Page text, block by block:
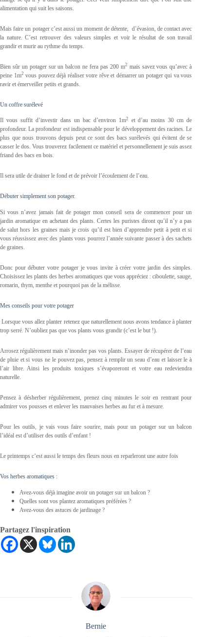
alimentation qui suit les saisons.
Mais faire un potager c’est aussi un moment de détente, d’évasion, de contact avec
la nature. C’est retrouver des valeurs simples et voir le résultat de son travail
grandir et murir au rythme du temps.
Bien sûr un potager sur un balcon ne fera pas 200 m2 mais savez vous qu’avec à
peine 1m2 vous pouvez déjà réaliser votre rêve et démarrer un potager qui va vous
ravir et émerveiller petits et grands.
Un coffre surélevé
Il vous suffit d’investir dans un bac d’environ 1m2
et d’au moins 30 cm de
profondeur. La profondeur est indispensable pour le développement des racines. Le
plus que nous trouvons depuis peut ce sont des bacs surélevés qui évitent de se
casser le dos. Vous trouverez facilement ce matériel et personnellement je suis assez
friand des bacs en bois.
Il sera utile de drainer le fond et de prévoir l’écoulement de l’eau.
Débuter simplement son potager.
Si vous n’avez jamais fait de potager mon conseil sera de commencer pour un
jardin aromatique en achetant des plants. Certes les puristes diront qu’il n’y a pas
de salut hors les graines mais je crois qu’il est bien d’apprendre petit à petit et si
vous réussissez avec des plants vous pourrez l’année suivante passer à des sachets
de graines.
Donc pour débuter votre potager je vous invite à créer votre jardin des simples.
Choisissez les plants des herbes aromatiques que vous appréciez : ciboulette, sauge,
romarin, thym, menthe et pourquoi pas de la mélisse.
Mes conseils pour votre potager
Lorsque vous allez planter retenez que naturellement nous avons tendance à planter
trop serré. N’oubliez pas que vos plants vous grandir (c’est le but !).
Arrosez régulièrement mais n’inonder pas vos plants. Essayer de récupérer de l’eau
de pluie et si vous ne le pouvez pas, pensez à remplir un seau d’eau et laisser le à
l’air libre. Ainsi les produits toxiques s’évaporeront et votre eau redeviendra
naturelle.
Pensez à désherber régulièrement, prenez cinq minutes le soir en rentrant pour
admirer vos pousses et enlever les mauvaises herbes au fur et à mesure.
Pour les outils, je vais vous faire sourire, mais pour un potager sur un balcon
l’idéal est d’utiliser des outils d’enfant !
Le printemps c’est aussi le temps des fleurs nous en reparleront une autre fois
Vos herbes aromatiques :
Avez-vous déjà imagine avoir un potager sur un balcon ?
Quelles sont vos plantez aromatiques préférées ?
Avez-vous des astuces de jardinage ?
Partagez l'inspiration
Bernie